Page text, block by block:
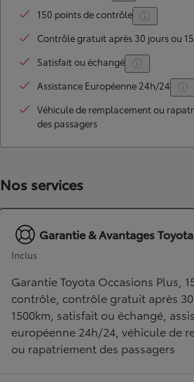
150 points de contrôle
Contrôle gratuit après 30 jours ou
Satisfait ou échangé
Assistance Européenne 24h/24
Véhicule de remplacement ou
des passagers
Nos services
Garantie & Avantages
Inclus
Garantie Toyota Occasions Plus,
contrôle, contrôle gratuit après
1500km, satisfait ou échangé,
européenne 24h/24, véhicule de
ou rapatriement des passagers